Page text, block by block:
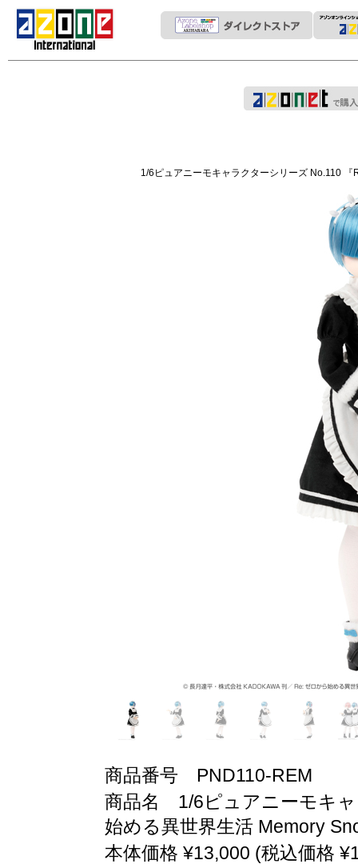
1/6ピュアニーモキャラクターシリーズ No.110
商品番号 PND110-REM
商品名 1/6ピュアニーモキャ
始める異世界生活 Memory
本体価格 ¥13,000 (税込価格